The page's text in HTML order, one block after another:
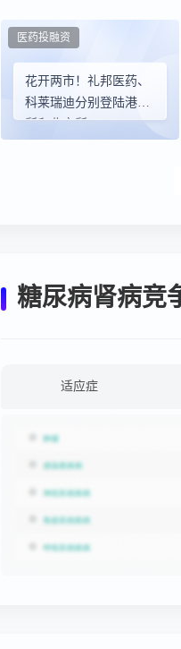
花开两市！礼邦医药、
科莱瑞迪分别登陆港交
所和北交所
医药投融资
糖尿病肾病竞
适应症